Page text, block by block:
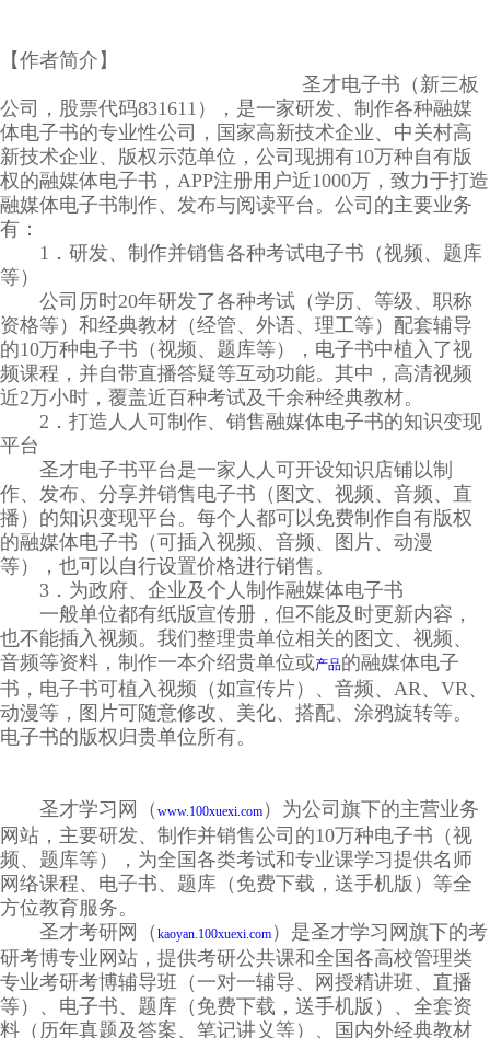
【作者简介】
圣才电子书（新三板
公司，股票代码831611），是一家研发、制作各种融媒
体电子书的专业性公司，国家高新技术企业、中关村高
新技术企业、版权示范单位，公司现拥有10万种自有版
权的融媒体电子书，APP注册用户近1000万，致力于打造
融媒体电子书制作、发布与阅读平台。公司的主要业务
有：
1．研发、制作并销售各种考试电子书（视频、题库
等）
公司历时20年研发了各种考试（学历、等级、职称
资格等）和经典教材（经管、外语、理工等）配套辅导
的10万种电子书（视频、题库等），电子书中植入了视
频课程，并自带直播答疑等互动功能。其中，高清视频
近2万小时，覆盖近百种考试及千余种经典教材。
2．打造人人可制作、销售融媒体电子书的知识变现
平台
圣才电子书平台是一家人人可开设知识店铺以制
作、发布、分享并销售电子书（图文、视频、音频、直
播）的知识变现平台。每个人都可以免费制作自有版权
的融媒体电子书（可插入视频、音频、图片、动漫
等），也可以自行设置价格进行销售。
3．为政府、企业及个人制作融媒体电子书
一般单位都有纸版宣传册，但不能及时更新内容，
也不能插入视频。我们整理贵单位相关的图文、视频、
音频等资料，制作一本介绍贵单位或产品的融媒体电子
书，电子书可植入视频（如宣传片）、音频、AR、VR、
动漫等，图片可随意修改、美化、搭配、涂鸦旋转等。
电子书的版权归贵单位所有。
圣才学习网（ www.100xuexi.com ）为公司旗下的主营业务
网站，主要研发、制作并销售公司的10万种电子书（视
频、题库等），为全国各类考试和专业课学习提供名师
网络课程、电子书、题库（免费下载，送手机版）等全
方位教育服务。
圣才考研网（ kaoyan.100xuexi.com ）是圣才学习网旗下的考
研考博专业网站，提供考研公共课和全国各高校管理类
专业考研考博辅导班（一对一辅导、网授精讲班、直播
等）、电子书、题库（免费下载，送手机版）、全套资
料（历年真题及答案、笔记讲义等）、国内外经典教材